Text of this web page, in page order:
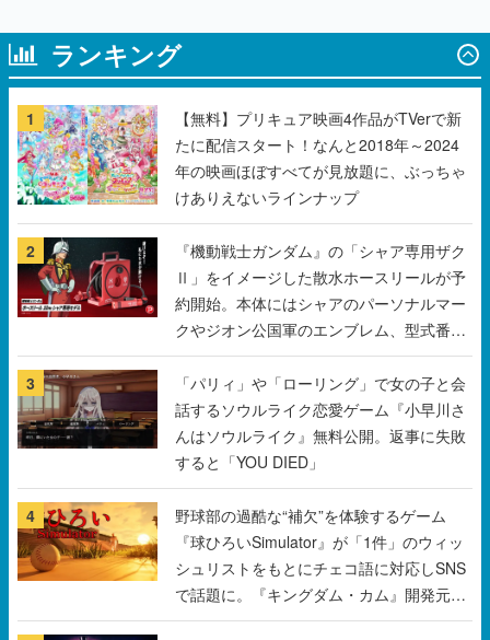
1
【無料】プリキュア映画4作品がTVerで新
たに配信スタート！なんと2018年～2024
年の映画ほぼすべてが見放題に、ぶっちゃ
けありえないラインナップ
2
『機動戦士ガンダム』の「シャア専用ザク
Ⅱ」をイメージした散水ホースリールが予
約開始。本体にはシャアのパーソナルマー
クやジオン公国軍のエンブレム、型式番号
などを配置
3
「パリィ」や「ローリング」で女の子と会
話するソウルライク恋愛ゲーム『小早川さ
んはソウルライク』無料公開。返事に失敗
すると「YOU DIED」
4
野球部の過酷な“補欠”を体験するゲーム
『球ひろいSimulator』が「1件」のウィッ
シュリストをもとにチェコ語に対応しSNS
で話題に。『キングダム・カム』開発元や
チェコのプロ野球選手から称賛の声
5
『FNaF』「フレディ・ファズベアーズ・
ピザ」の実店舗がアメリカの商業施設
「American Dream」に2027年オープン！